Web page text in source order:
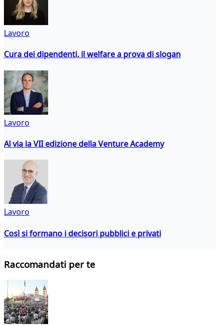
Lavoro
Cura dei dipendenti, il welfare a prova di slogan
Lavoro
Al via la VII edizione della Venture Academy
Lavoro
Così si formano i decisori pubblici e privati
Raccomandati per te